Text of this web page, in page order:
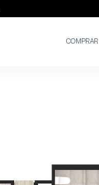
COMPRAR